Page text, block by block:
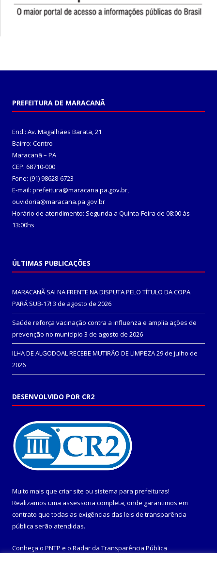
PREFEITURA DE MARACANÃ
End.: Av. Magalhães Barata, 21
Bairro: Centro
Maracanã – PA
CEP: 68710-000
Fone: (91) 98628-6723
E-mail: prefeitura@maracana.pa.gov.br,
ouvidoria@maracana.pa.gov.br
Horário de atendimento: Segunda a Quinta-Feira de 08:00 às
13:00hs
ÚLTIMAS PUBLICAÇÕES
MARACANÃ SAI NA FRENTE NA DISPUTA PELO TÍTULO DA COPA
PARÁ SUB-17! 3 de agosto de 2026
Saúde reforça vacinação contra a influenza e amplia ações de
prevenção no município 3 de agosto de 2026
ILHA DE ALGODOAL RECEBE MUTIRÃO DE LIMPEZA29 de julho de
2026
DESENVOLVIDO POR CR2
Muito mais que criar site ou sistema para prefeituras!
Realizamos uma assessoria completa, onde garantimos em
contrato que todas as exigências das leis de transparência
pública serão atendidas.
Conheça o PNTP e o Radar da Transparência Pública